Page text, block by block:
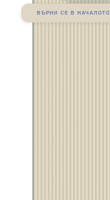
върни се в началото